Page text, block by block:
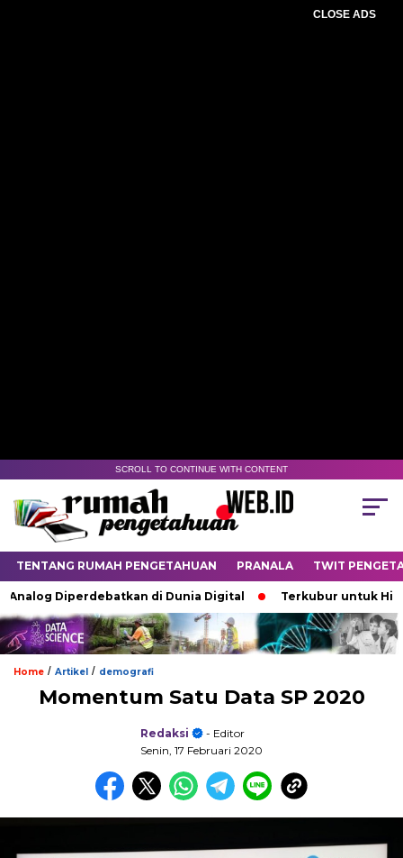
CLOSE ADS
SCROLL TO CONTINUE WITH CONTENT
TENTANG RUMAH PENGETAHUAN PRANALA TWIT
Diperdebatkan di Dunia Digital Terkubur untuk Hidup
Home / Artikel / demografi
Momentum Satu Data SP 2020
Redaksi
- Editor
Senin, 17 Februari 2020